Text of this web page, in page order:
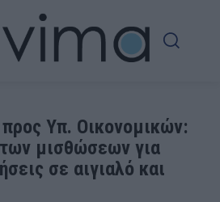
προς Υπ. Οικονομικών:
μισθώσεων για
σε αιγιαλό και